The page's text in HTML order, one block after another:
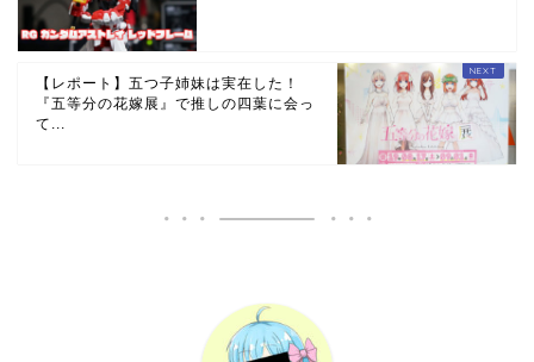
【レポート】五つ子姉妹は実在した！
『五等分の花嫁展』で推しの四葉に会っ
て...